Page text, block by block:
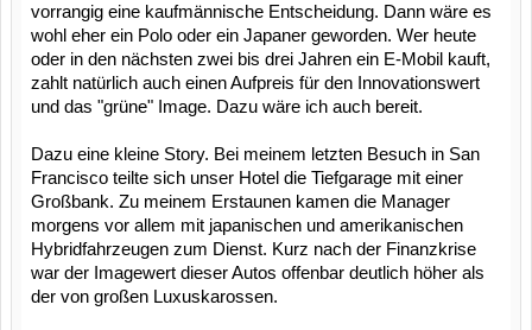
vorrangig eine kaufmännische Entscheidung. Dann wäre es
wohl eher ein Polo oder ein Japaner geworden. Wer heute
oder in den nächsten zwei bis drei Jahren ein E-Mobil kauft,
zahlt natürlich auch einen Aufpreis für den Innovationswert
und das "grüne" Image. Dazu wäre ich auch bereit.
Dazu eine kleine Story. Bei meinem letzten Besuch in San
Francisco teilte sich unser Hotel die Tiefgarage mit einer
Großbank. Zu meinem Erstaunen kamen die Manager
morgens vor allem mit japanischen und amerikanischen
Hybridfahrzeugen zum Dienst. Kurz nach der Finanzkrise
war der Imagewert dieser Autos offenbar deutlich höher als
der von großen Luxuskarossen.